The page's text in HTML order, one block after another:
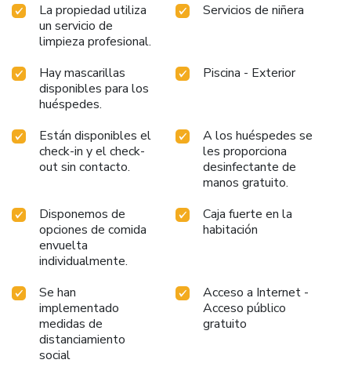
La propiedad utiliza
un servicio de
limpieza profesional.
Servicios de niñera
Hay mascarillas
disponibles para los
huéspedes.
Piscina - Exterior
Están disponibles el
check-in y el check-
out sin contacto.
A los huéspedes se
les proporciona
desinfectante de
manos gratuito.
Disponemos de
opciones de comida
envuelta
individualmente.
Caja fuerte en la
habitación
Se han
implementado
medidas de
distanciamiento
social
Acceso a Internet -
Acceso público
gratuito